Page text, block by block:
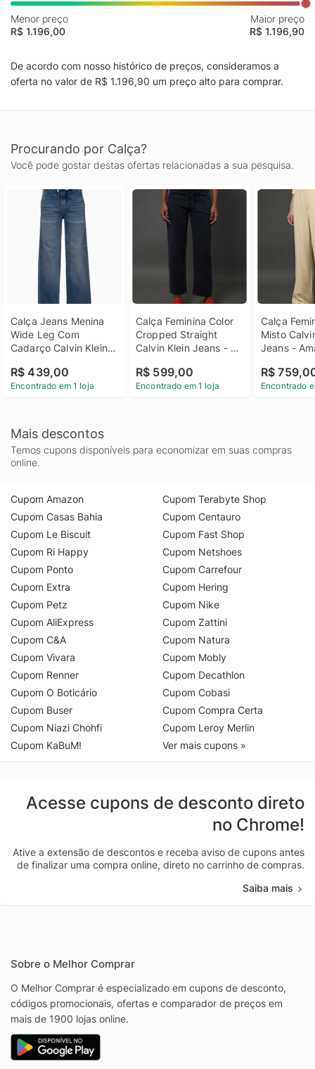
Menor preço
R$ 1.196,00
Maior preço
R$ 1.196,90
De acordo com nosso histórico de preços, consideramos a
oferta no valor de R$ 1.196,90 um preço alto para comprar.
Procurando por Calça?
Você pode gostar destas ofertas relacionadas a sua pesquisa.
Calça Jeans Menina
Wide Leg Com
Cadarço Calvin Klein
Calça Jeans Menina
Wide Leg Com
R$ 439,00
Encontrado em 1 loja
Calça Feminina Color
Cropped Straight
Calvin Klein Jeans -
Feminina Color
Cropped Straight
R$ 599,00
Encontrado em 1 loja
Calça
Misto
Jeans -
Feminina
Calvin
R$
Encontrado
Mais descontos
Temos cupons disponíveis para economizar em suas compras
online.
Cupom Amazon
Cupom Casas Bahia
Cupom Le Biscuit
Cupom Ri Happy
Cupom Ponto
Cupom Extra
Cupom Petz
Cupom AliExpress
Cupom C&A
Cupom Vivara
Cupom Renner
Cupom O Boticário
Cupom Buser
Cupom Niazi Chohfi
Cupom KaBuM!
Cupom Terabyte Shop
Cupom Centauro
Cupom Fast Shop
Cupom Netshoes
Cupom Carrefour
Cupom Hering
Cupom Nike
Cupom Zattini
Cupom Natura
Cupom Mobly
Cupom Decathlon
Cupom Cobasi
Cupom Compra Certa
Cupom Leroy Merlin
Ver mais cupons »
Acesse cupons de desconto direto
no Chrome!
Ative a extensão de descontos e receba aviso de cupons antes
de finalizar uma compra online, direto no carrinho de compras.
Saiba mais
Sobre o Melhor Comprar
O Melhor Comprar é especializado em cupons de desconto,
códigos promocionais, ofertas e comparador de preços em
mais de 1900 lojas online.